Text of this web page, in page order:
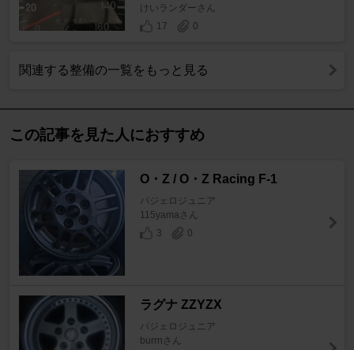
けいランダーさん
17
0
関連する整備の一覧をもっと見る
この記事を見た人におすすめ
O・Z / O・Z Racing F-1
パジェロジュニア
115yamaさん
3
0
ラグナ ZZYZX
パジェロジュニア
burrnさん